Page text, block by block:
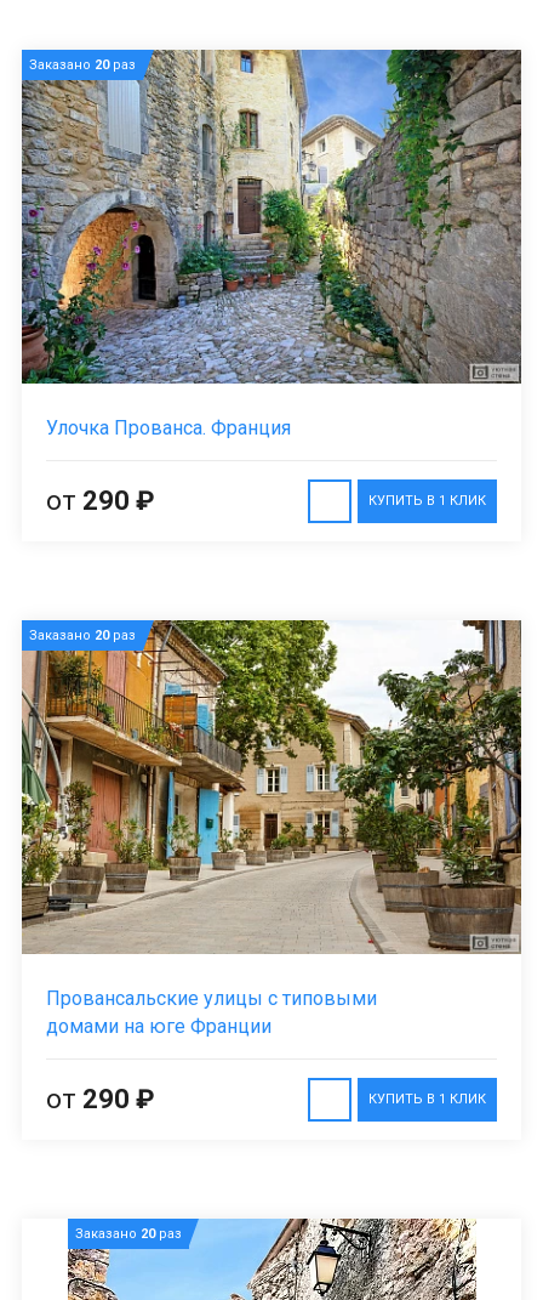
Заказано 20раз
Улочка Прованса. Франция
КУПИТЬ В 1 КЛИК
от 290 ₽
Заказано 20раз
Провансальские улицы с типовыми
домами на юге Франции
КУПИТЬ В 1 КЛИК
от 290 ₽
Заказано 20раз